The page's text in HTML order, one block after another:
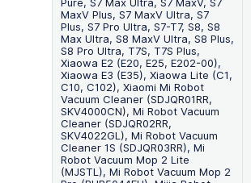
MaxV Plus, S7 MaxV Ultra, S7
Plus, S7 Pro Ultra, S7-T7, S8, S8
Max Ultra, S8 MaxV Ultra, S8 Plus,
S8 Pro Ultra, T7S, T7S Plus,
Xiaowa E2 (E20, E25, E202-00),
Xiaowa E3 (E35), Xiaowa Lite (C1,
C10, C102), Xiaomi Mi Robot
Vacuum Cleaner (SDJQR01RR,
SKV4000CN), Mi Robot Vacuum
Cleaner (SDJQR02RR,
SKV4022GL), Mi Robot Vacuum
Cleaner 1S (SDJQR03RR), Mi
Robot Vacuum Mop 2 Lite
(MJSTL), Mi Robot Vacuum Mop 2